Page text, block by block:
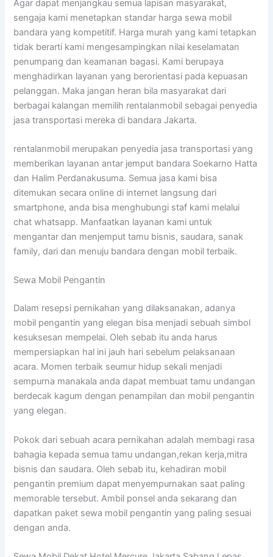
Agar dapat menjangkau semua lapisan masyarakat,
sengaja kami menetapkan standar harga sewa mobil
bandara yang kompetitif. Harga murah yang kami tetapkan
tidak berarti kami mengesampingkan nilai keselamatan
penumpang dan keamanan bagasi. Kami berupaya
menghadirkan layanan yang berorientasi pada kepuasan
pelanggan. Maka jangan heran bila masyarakat dari
berbagai kalangan memilih rentalanmobil sebagai penyedia
jasa transportasi mereka di bandara Jakarta.
rentalanmobil merupakan penyedia jasa transportasi yang
memberikan layanan antar jemput bandara Soekarno Hatta
dan Halim Perdanakusuma. Semua jasa kami bisa
ditemukan secara online di internet langsung dari
smartphone, anda bisa menghubungi staf kami melalui
chat whatsapp. Manfaatkan layanan kami untuk
mengantar dan menjemput tamu bisnis, saudara, sanak
family, dari dan menuju bandara dengan mobil terbaik.
Sewa Mobil Pengantin
Dalam resepsi pernikahan yang dilaksanakan, adanya
mobil pengantin yang elegan bisa menjadi sebuah simbol
kesuksesan mempelai. Oleh sebab itu anda harus
mempersiapkan hal ini jauh hari sebelum pelaksanaan
acara. Momen terbaik seumur hidup sekali menjadi
sempurna manakala anda dapat membuat tamu undangan
berdecak kagum dengan penampilan dan mobil pengantin
yang elegan.
Pokok dari sebuah acara pernikahan adalah membagi rasa
bahagia kepada semua tamu undangan,rekan kerja,mitra
bisnis dan saudara. Oleh sebab itu, kehadiran mobil
pengantin premium dapat menyempurnakan saat paling
memorable tersebut. Ambil ponsel anda sekarang dan
dapatkan paket sewa mobil pengantin yang paling sesuai
dengan anda.